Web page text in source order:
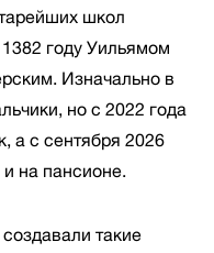
школ
году Уильямом
Изначально в
но с 2022 года
а с сентября 2026
и на пансионе.
такие